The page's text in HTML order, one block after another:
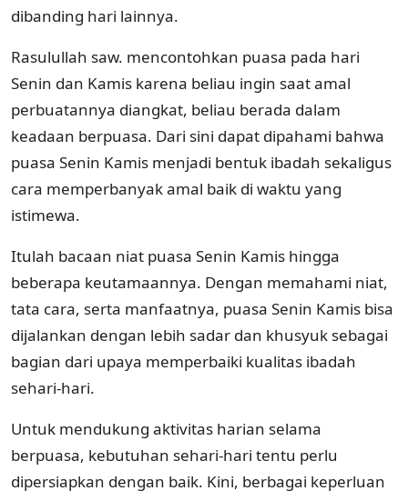
dibanding hari lainnya.
Rasulullah saw. mencontohkan puasa pada hari
Senin dan Kamis karena beliau ingin saat amal
perbuatannya diangkat, beliau berada dalam
keadaan berpuasa. Dari sini dapat dipahami bahwa
puasa Senin Kamis menjadi bentuk ibadah sekaligus
cara memperbanyak amal baik di waktu yang
istimewa.
Itulah bacaan niat puasa Senin Kamis hingga
beberapa keutamaannya. Dengan memahami niat,
tata cara, serta manfaatnya, puasa Senin Kamis bisa
dijalankan dengan lebih sadar dan khusyuk sebagai
bagian dari upaya memperbaiki kualitas ibadah
sehari-hari.
Untuk mendukung aktivitas harian selama
berpuasa, kebutuhan sehari-hari tentu perlu
dipersiapkan dengan baik. Kini, berbagai keperluan